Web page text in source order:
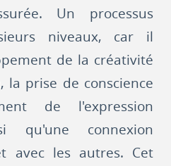
Un processus
niveaux, car il
de la créativité
la prise de conscience
de l'expression
qu'une connexion
avec les autres. Cet